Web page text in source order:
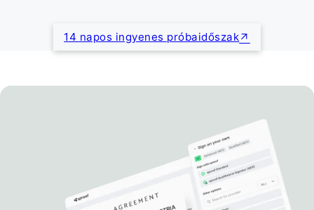
14 napos ingyenes próbaidőszak